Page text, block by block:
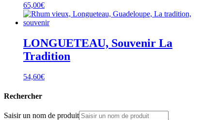
65,00€
LONGUETEAU, Souvenir La
Tradition
54,60€
Rechercher
Saisir un nom de produit